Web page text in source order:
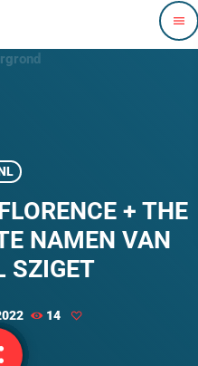
menu
+ THE
NAMEN VAN
SZIGET
14